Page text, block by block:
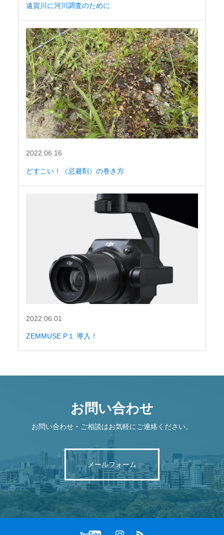
遠賀川に河川調査のために
2022.06.16
どすこい！（忌避剤）の巻き方
2022.06.01
ZEMMUSE P１ 導入！
お問い合わせ
お問い合わせ・ご相談はお気軽にご連絡ください。
メールフォーム